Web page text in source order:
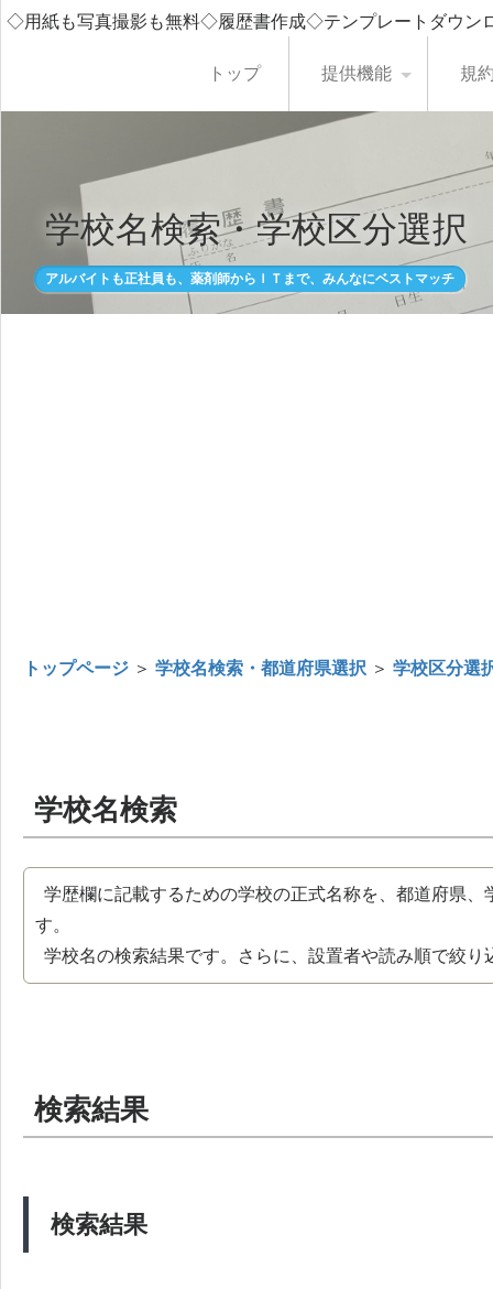
◇用紙も写真撮影も無料◇履歴書作成◇テンプレートダウ
トップ 提供機能 規
学校名検索・学校区分選択
アルバイトも正社員も、薬剤師からＩＴまで、みんなにベストマッチ
トップページ ＞ 学校名検索・都道府県選択 ＞ 学校区分選
学校名検索
学歴欄に記載するための学校の正式名称を、都道府県
す。
学校名の検索結果です。さらに、設置者や読み順で絞り
検索結果
検索結果